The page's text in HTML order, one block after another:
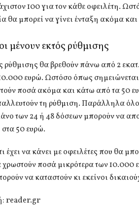
100 για τον κάθε οφειλέτη.
θα μπορεί να γίνει ένταξη ακόμα
μένουν εκτός ρύθμισης
ρύθμισης θα βρεθούν πάνω από 2
ευρώ. Ωστόσο όπως σημειώνεται
ποσά ακόμα και κάτω από τα 50
τη ρύθμιση. Παράλληλα
των 24 ή 48 δόσεων μπορούν να
50 ευρώ.
έχει να κάνει με οφειλέτες που θα
ποσά μικρότερα των 10.000
να καταστούν κι εκείνοι
reader.gr